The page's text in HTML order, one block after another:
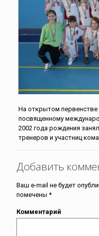
На открытом первенстве
посвященному
2002 года рождения
тренеров и участниц
Добавить
Ваш e-mail не будет
помечены *
Комментарий